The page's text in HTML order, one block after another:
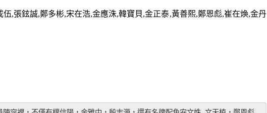
伍,張鉉誠,鄭多彬,宋在浩,金應洙,韓寶貝,金正泰,黃善熙,鄭恩彪,崔在煥,金丹